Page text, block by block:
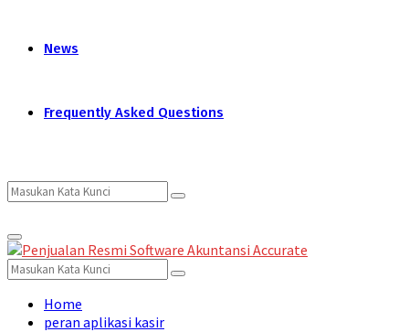
News
Frequently Asked Questions
Search
for:
Search
Primary
Menu
Search
for:
Search
Home
peran aplikasi kasir